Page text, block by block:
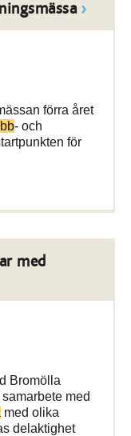
förra året
- och
för
med
Bromölla
med
med olika
delaktighet